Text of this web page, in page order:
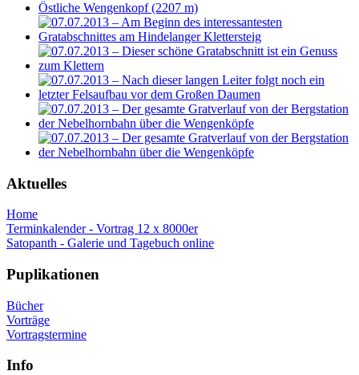
Aktuelles
Home
Terminkalender - Vortrag 12 x 8000er
Satopanth - Galerie und Tagebuch online
Puplikationen
Bücher
Vorträge
Vortragstermine
Info